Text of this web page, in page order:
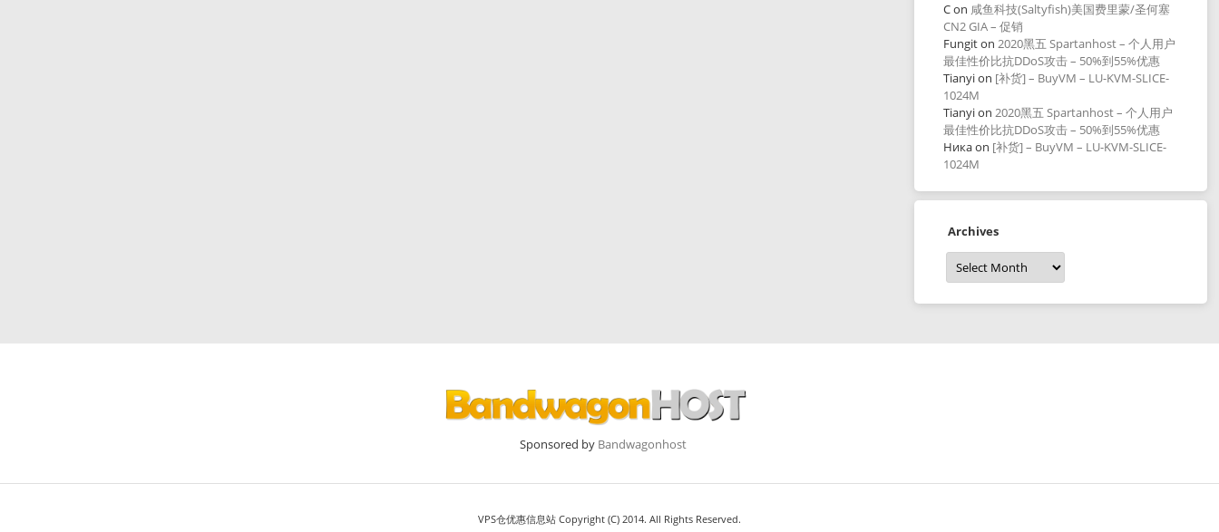
Con 咸鱼科技(Saltyfish)美国费里蒙/圣何塞
CN2 GIA – 促销
Fungiton2020黑五 Spartanhost – 个人用户
最佳性价比抗DDoS攻击 – 50%到55%优惠
Tianyion [补货] – BuyVM – LU-KVM-SLICE-
1024M
Tianyion2020黑五 Spartanhost – 个人用户
最佳性价比抗DDoS攻击 – 50%到55%优惠
Никаon [补货] – BuyVM – LU-KVM-SLICE-
1024M
Archives
Archives
Sponsored by Bandwagonhost
VPS仓优惠信息站 Copyright (C) 2014. All Rights Reserved.